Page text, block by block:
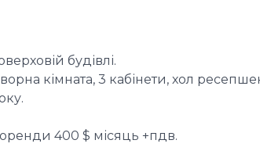
будівлі.
кімната, 3 кабінети, хол
400 $ місяць +пдв.